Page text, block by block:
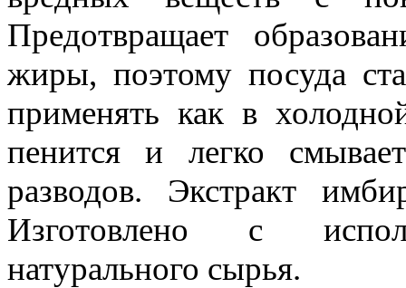
Предотвращает
жиры, поэтому посуда
применять как в
пенится и легко
разводов. Экстракт
Изготовлено с
натурального сырья.